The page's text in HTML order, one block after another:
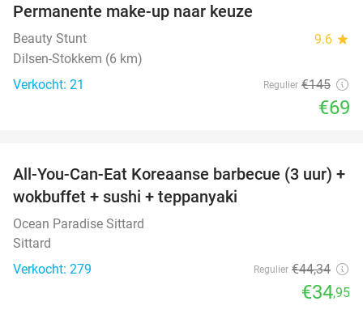
Permanente make-up naar keuze
Beauty Stunt 9.6 star
Dilsen-Stokkem (6 km)
Verkocht: 21
Regulier €145
€69
21%
All-You-Can-Eat Koreaanse barbecue (3 uur) +
wokbuffet + sushi + teppanyaki
Ocean Paradise Sittard
Sittard
Verkocht: 279
Regulier €44,34
€34,95